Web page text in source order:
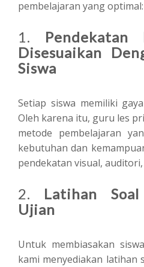
pembelajaran yang optimal:
1. Pendekatan
Disesuaikan
Siswa
Setiap siswa memiliki
Oleh karena itu, guru les
metode pembelajaran
kebutuhan dan
pendekatan visual,
2. Latihan
Ujian
Untuk membiasakan
kami menyediakan latihan